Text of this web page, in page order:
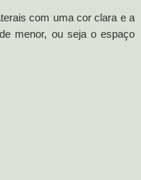
com uma cor clara e a
menor, ou seja o espaço